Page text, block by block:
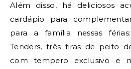
Além disso, há deliciosos
cardápio para
para a família nessas
Tenders, três tiras de peito
com tempero exclusivo e